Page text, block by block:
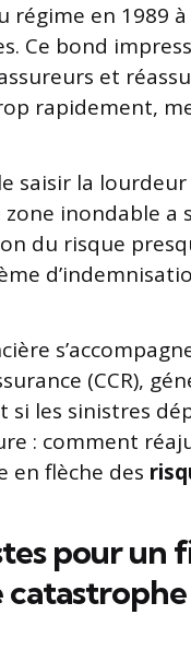
régime en 1989
Ce bond
et
rapidement,
saisir la
inondable a
du risque
(CCR),
si les sinistres
: comment
en flèche des
pour un
catastrophe